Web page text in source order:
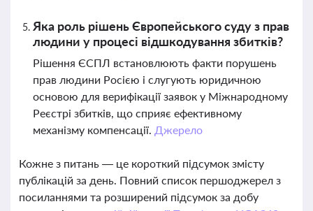
Яка роль рішень Європейського суду з прав
людини у процесі відшкодування збитків?
Рішення ЄСПЛ встановлюють факти порушень
прав людини Росією і слугують юридичною
основою для верифікації заявок у Міжнародному
Реєстрі збитків, що сприяє ефективному
механізму компенсації. Джерело
Кожне з питань — це короткий підсумок змісту
публікацій за день. Повний список першоджерел з
посиланнями та розширений підсумок за добу